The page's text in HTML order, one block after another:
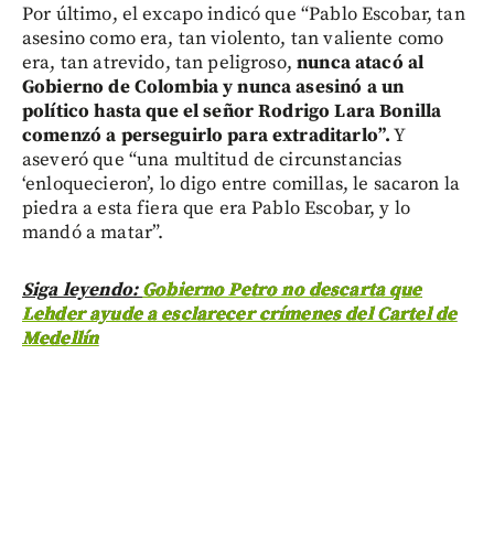
Por último, el excapo indicó que “Pablo Escobar, tan
asesino como era, tan violento, tan valiente como
era, tan atrevido, tan peligroso,nunca atacó al
Gobierno de Colombia y nunca asesinó a un
político hasta que el señor Rodrigo Lara Bonilla
comenzó a perseguirlo para extraditarlo”.Y
aseveró que “una multitud de circunstancias
‘enloquecieron’, lo digo entre comillas, le sacaron la
piedra a esta fiera que era Pablo Escobar, y lo
mandó a matar”.
Siga leyendo:Gobierno Petro no descarta que
Lehder ayude a esclarecer crímenes del Cartel de
Medellín